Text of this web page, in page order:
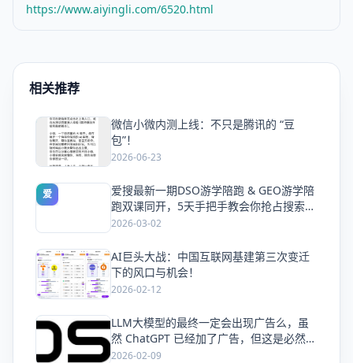
https://www.aiyingli.com/6520.html
相关推荐
爱
微信小微内测上线：不只是腾讯的 “豆
包”！
2026-06-23
爱
爱搜最新一期DSO游学陪跑 & GEO游学陪
跑双课同开，5天手把手教会你抢占搜索流
量
2026-03-02
爱
AI巨头大战：中国互联网基建第三次变迁
下的风口与机会！
2026-02-12
爱
LLM大模型的最终一定会出现广告么，虽
然 ChatGPT 已经加了广告，但这是必然终
局么？
2026-02-09